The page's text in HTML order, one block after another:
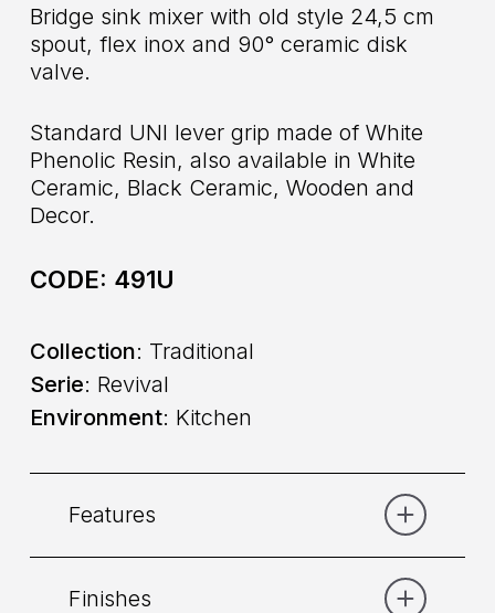
Bridge sink mixer with old style 24,5 cm
spout, flex inox and 90° ceramic disk
valve.
Standard UNI lever grip made of White
Phenolic Resin, also available in White
Ceramic, Black Ceramic, Wooden and
Decor.
CODE: 491U
Collection: Traditional
Serie: Revival
Environment: Kitchen
Features
Finishes